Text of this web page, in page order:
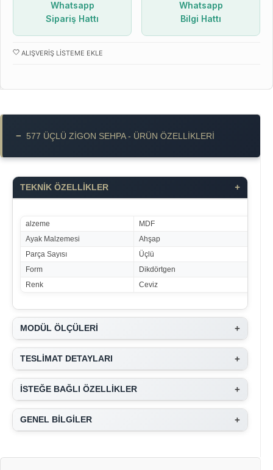
Whatsapp
Sipariş Hattı
Whatsapp
Bilgi Hattı
ALIŞVERIŞ LISTEME EKLE
− 577 ÜÇLÜ ZIGON SEHPA - ÜRÜN ÖZELLIKLERI
TEKNİK ÖZELLİKLER +
alzeme
MDF
Ayak Malzemesi
Ahşap
Parça Sayısı
Üçlü
Form
Dikdörtgen
Renk
Ceviz
MODÜL ÖLÇÜLERİ +
TESLİMAT DETAYLARI +
İSTEĞE BAĞLI ÖZELLİKLER +
GENEL BİLGİLER +